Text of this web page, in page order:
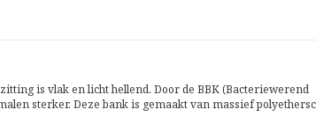
is vlak en licht hellend. Door de BBK (Bacteriewerend
sterker. Deze bank is gemaakt van massief